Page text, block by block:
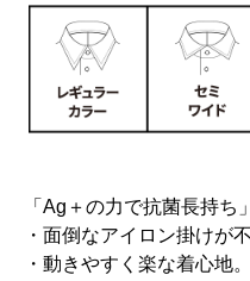
「Ag＋の力で抗菌長持
・面倒なアイロン掛けが不
・動きやすく楽な着心地。